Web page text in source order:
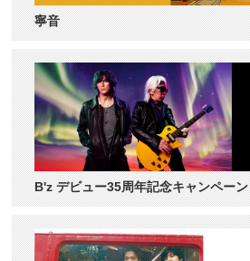
寧音
B'z デビュー35周年記念キャンペーン